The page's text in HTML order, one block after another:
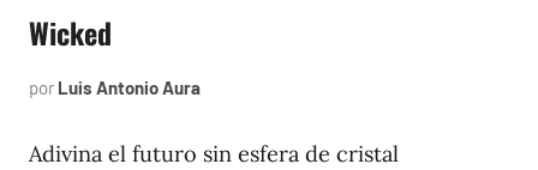
Wicked
por Luis Antonio Aura
2024
Adivina el futuro sin esfera de cristal